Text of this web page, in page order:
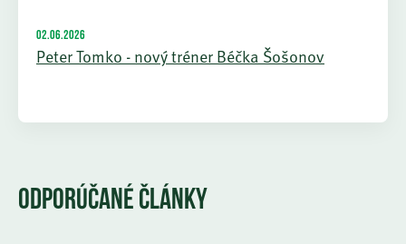
02.06.2026
Peter Tomko - nový tréner Béčka Šošonov
ODPORÚČANÉ ČLÁNKY